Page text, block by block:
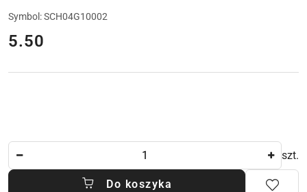
Symbol:SCH04G10002
cena:
5.50
szt.
Do koszyka